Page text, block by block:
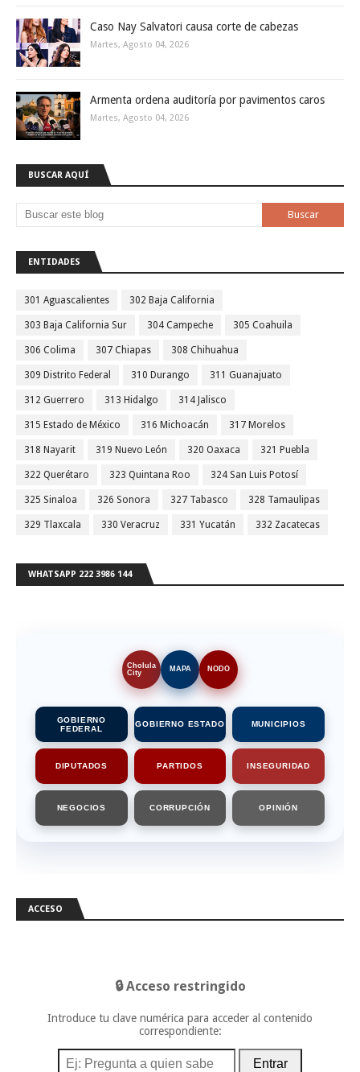
Caso Nay Salvatori causa corte de cabezas
Martes, Agosto 04, 2026
Armenta ordena auditoría por pavimentos caros
Martes, Agosto 04, 2026
BUSCAR AQUÍ
ENTIDADES
301 Aguascalientes 302 Baja California
303 Baja California Sur 304 Campeche 305 Coahuila
306 Colima 307 Chiapas 308 Chihuahua
309 Distrito Federal 310 Durango 311 Guanajuato
312 Guerrero 313 Hidalgo 314 Jalisco
315 Estado de México 316 Michoacán 317 Morelos
318 Nayarit 319 Nuevo León 320 Oaxaca 321 Puebla
322 Querétaro 323 Quintana Roo 324 San Luis Potosí
325 Sinaloa 326 Sonora 327 Tabasco 328 Tamaulipas
329 Tlaxcala 330 Veracruz 331 Yucatán 332 Zacatecas
WHATSAPP 222 3986 144
Cholula
City
MAPA NODO
GOBIERNO
FEDERAL
GOBIERNO ESTADO MUNICIPIOS
DIPUTADOS PARTIDOS INSEGURIDAD
NEGOCIOS CORRUPCIÓN OPINIÓN
ACCESO
🔒 Acceso restringido
Introduce tu clave numérica para acceder al contenido
correspondiente:
Entrar